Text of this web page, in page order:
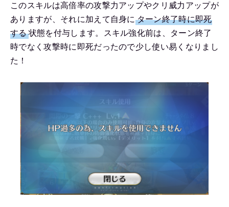
このスキルは高倍率の攻撃力アップやクリ威力アップが
ありますが、それに加えて自身に ターン終了時に即死
する状態を付与します。スキル強化前は、ターン終了
時でなく攻撃時に即死だったので少し使い易くなりまし
た！